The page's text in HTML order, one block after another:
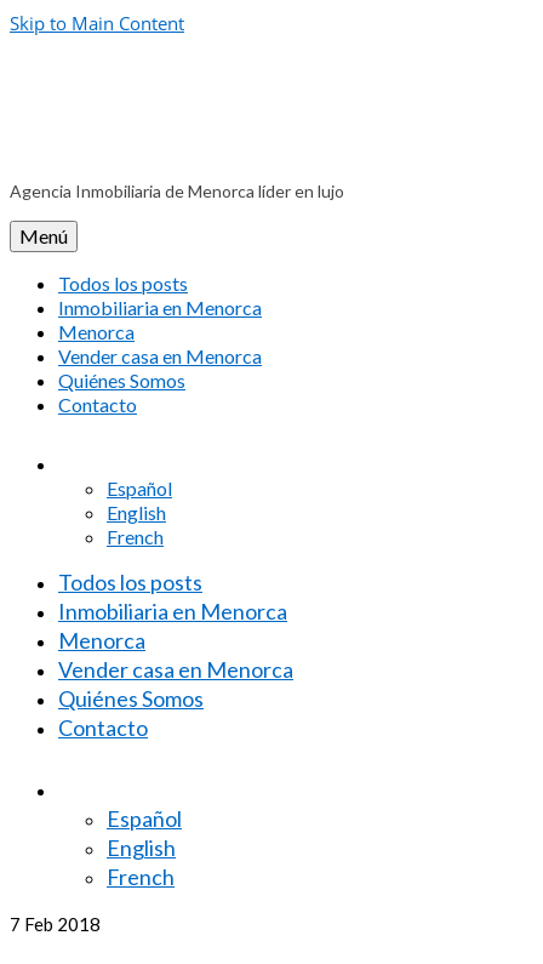
Skip to Main Content
Agencia Inmobiliaria de Menorca líder en lujo
Menú
Todos los posts
Inmobiliaria en Menorca
Menorca
Vender casa en Menorca
Quiénes Somos
Contacto
Español
English
French
Todos los posts
Inmobiliaria en Menorca
Menorca
Vender casa en Menorca
Quiénes Somos
Contacto
Español
English
French
7 Feb 2018